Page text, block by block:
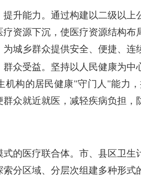
提升能力。通过构建以二级以
资源下沉，使医疗资源结构
城乡群众提供安全、便捷、连
群众受益。坚持以人民健康为
机构的居民健康"守门人"能力
群众就近就医，减轻疾病负担
式的医疗联合体。市、县区卫
分区域、分层次组建多种形